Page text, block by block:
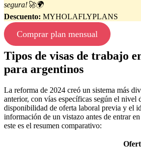
segura!🚀🌍
Descuento: MYHOLAFLYPLANS
Comprar plan mensual
Tipos de visas de trabajo
para argentinos
La reforma de 2024 creó un sistema más
anterior, con vías específicas según el nivel
disponibilidad de oferta laboral previa y el
información de un vistazo antes de entrar
este es el resumen comparativo: